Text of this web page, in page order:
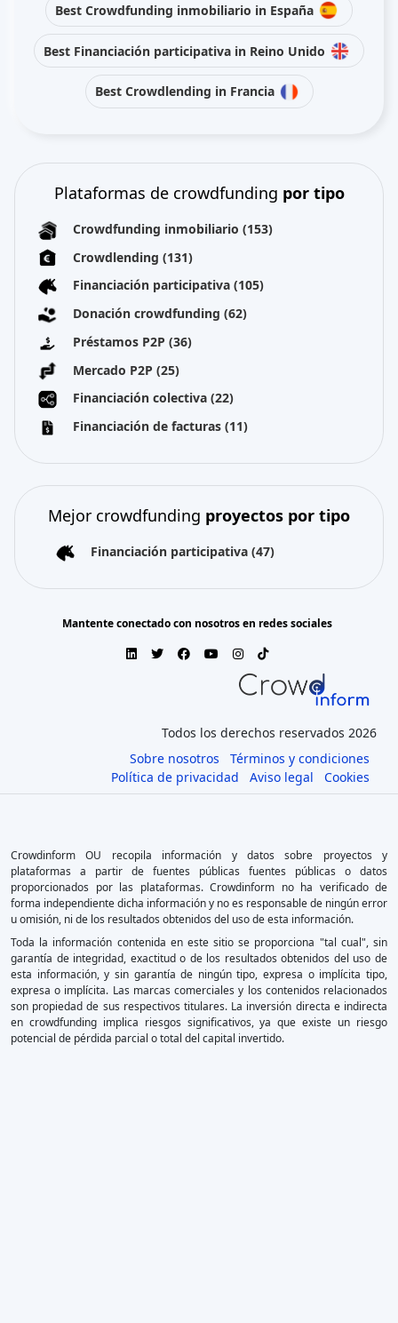
Best Crowdfunding inmobiliario in España
Best Financiación participativa in Reino Unido
Best Crowdlending in Francia
Plataformas de crowdfunding por tipo
Crowdfunding inmobiliario (153)
Crowdlending (131)
Financiación participativa (105)
Donación crowdfunding (62)
Préstamos P2P (36)
Mercado P2P (25)
Financiación colectiva (22)
Financiación de facturas (11)
Mejor crowdfunding proyectos por tipo
Financiación participativa (47)
Mantente conectado con nosotros en redes sociales
Todos los derechos reservados 2026
Sobre nosotros
Términos y condiciones
Política de privacidad
Aviso legal Cookies
Crowdinform OU recopila información y datos sobre proyectos y
plataformas a partir de fuentes públicas fuentes públicas o datos
proporcionados por las plataformas. Crowdinform no ha verificado de
forma independiente dicha información y no es responsable de ningún error
u omisión, ni de los resultados obtenidos del uso de esta información.
Toda la información contenida en este sitio se proporciona "tal cual", sin
garantía de integridad, exactitud o de los resultados obtenidos del uso de
esta información, y sin garantía de ningún tipo, expresa o implícita tipo,
expresa o implícita. Las marcas comerciales y los contenidos relacionados
son propiedad de sus respectivos titulares. La inversión directa e indirecta
en crowdfunding implica riesgos significativos, ya que existe un riesgo
potencial de pérdida parcial o total del capital invertido.